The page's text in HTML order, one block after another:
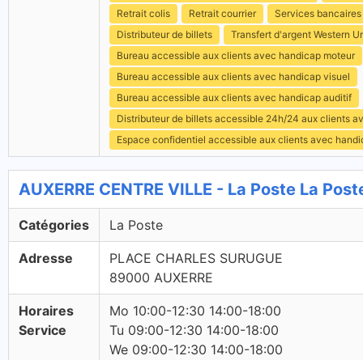
Retrait colis
Retrait courrier
Services bancaires
Distributeur de billets
Transfert d'argent Western
Bureau accessible aux clients avec handicap moteur
Bureau accessible aux clients avec handicap visuel
Bureau accessible aux clients avec handicap auditif
Distributeur de billets accessible 24h/24 aux clients
Espace confidentiel accessible aux clients avec
AUXERRE CENTRE VILLE - La Poste La
Catégories La Poste
Adresse
PLACE CHARLES SURUGUE
89000 AUXERRE
Horaires
Service
Mo 10:00-12:30 14:00-18:00
Tu 09:00-12:30 14:00-18:00
We 09:00-12:30 14:00-18:00